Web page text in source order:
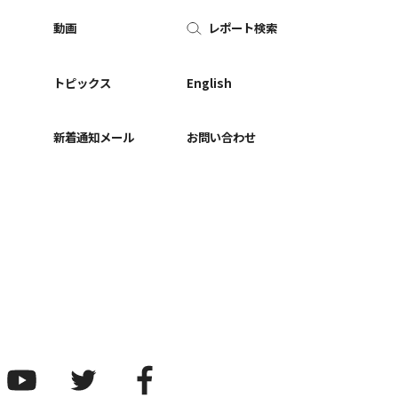
動画
トピックス
新着通知メール
レポート検索
English
お問い合わせ